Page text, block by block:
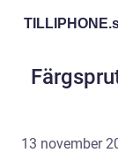
TILLIPHONE.
13 november